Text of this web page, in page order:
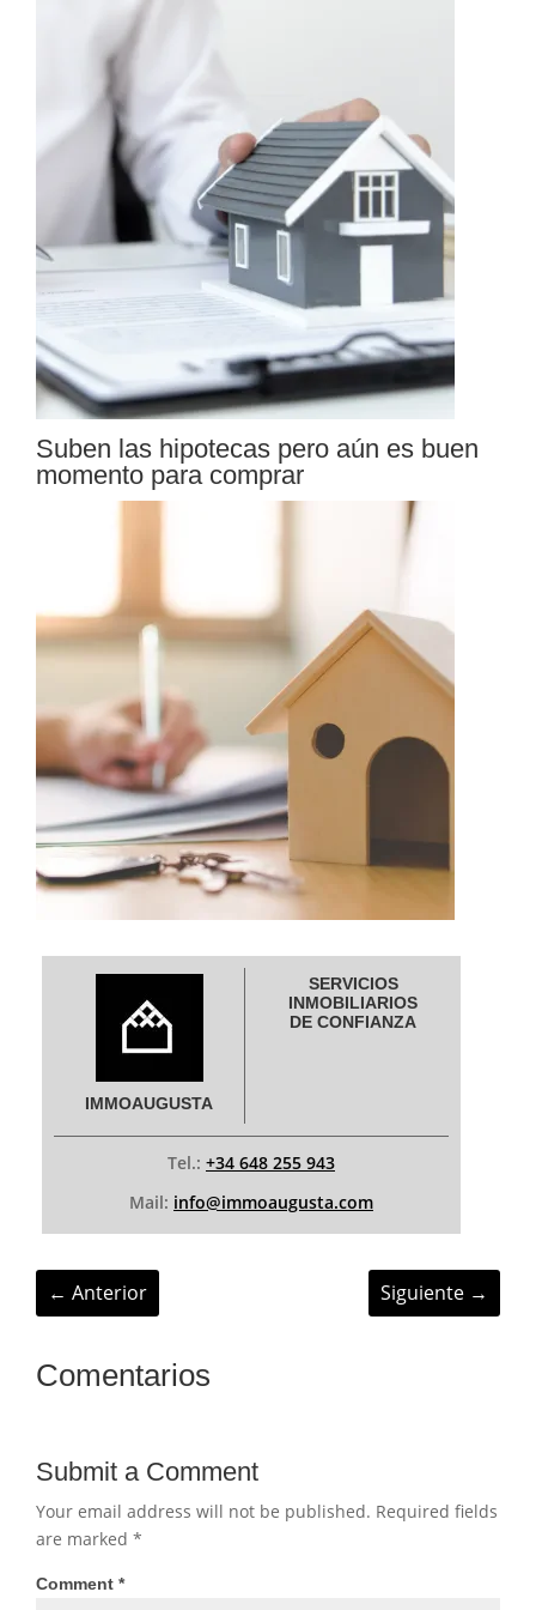
Suben las hipotecas pero aún es buen
momento para comprar
IMMOAUGUSTA
SERVICIOS
INMOBILIARIOS
DE CONFIANZA
Tel.: +34 648 255 943
Mail: info@immoaugusta.com
← Anterior Siguiente →
Comentarios
Submit a Comment
Your email address will not be published. Required fields
are marked *
Comment *